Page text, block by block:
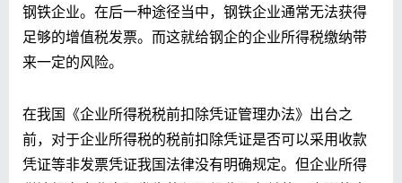
钢铁企业。在后一种途径当中，钢铁企业通常无法获得
足够的增值税发票。而这就给钢企的企业所得税缴纳带
来一定的风险。
在我国《企业所得税税前扣除凭证管理办法》出台之
前，对于企业所得税的税前扣除凭证是否可以采用收款
凭证等非发票凭证我国法律没有明确规定。但企业所得